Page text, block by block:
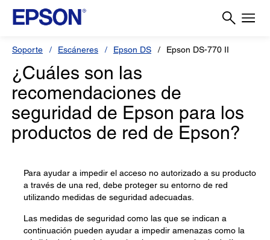
Soporte Escáneres Epson DS Epson DS-770 II
¿Cuáles son las
recomendaciones de
seguridad de Epson para los
productos de red de Epson?
Para ayudar a impedir el acceso no autorizado a su producto
a través de una red, debe proteger su entorno de red
utilizando medidas de seguridad adecuadas.
Las medidas de seguridad como las que se indican a
continuación pueden ayudar a impedir amenazas como la